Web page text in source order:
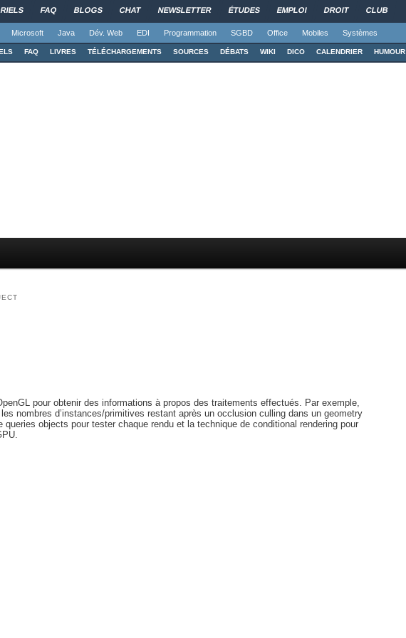
FAQ BLOGS CHAT NEWSLETTER ÉTUDES EMPLOI DROIT CLUB
Microsoft Java Dév. Web EDI Programmation SGBD Office Mobiles Systèmes
FAQ LIVRES TÉLÉCHARGEMENTS SOURCES DÉBATS WIKI DICO CALENDRIER HUMOUR
pour obtenir des informations à propos des traitements effectués. Par exemple,
nombres d’instances/primitives restant après un occlusion culling dans un geometry
objects pour tester chaque rendu et la technique de conditional rendering pour